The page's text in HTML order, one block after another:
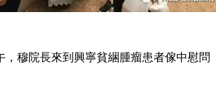
，穆院長來到興寧貧綑腫瘤患者傢中慰問